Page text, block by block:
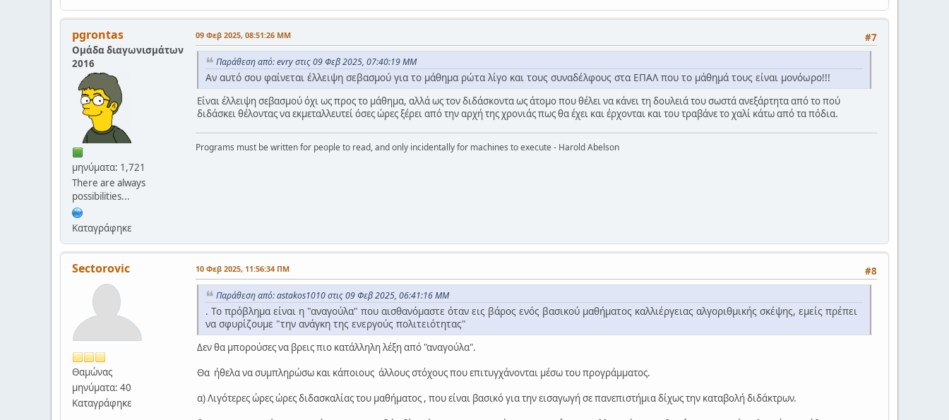
pgrontas
Ομάδα διαγωνισμάτων
2016
μηνύματα: 1,721
There are always
possibilities...
Καταγράφηκε
#7
09 Φεβ 2025, 08:51:26 ΜΜ
Παράθεση από: evry στις 09 Φεβ 2025, 07:40:19 ΜΜ
Αν αυτό σου φαίνεται έλλειψη σεβασμού για το μάθημα ρώτα λίγο και τους συναδέλφους στα ΕΠΑΛ που το μάθημά τους είναι μονόωρο!!!
Είναι έλλειψη σεβασμού όχι ως προς το μάθημα, αλλά ως τον διδάσκοντα ως άτομο που θέλει να κάνει τη δουλειά του σωστά ανεξάρτητα από το πού
διδάσκει θέλοντας να εκμεταλλευτεί όσες ώρες ξέρει από την αρχή της χρονιάς πως θα έχει και έρχονται και του τραβάνε το χαλί κάτω από τα πόδια.
Programs must be written for people to read, and only incidentally for machines to execute - Harold Abelson
Sectorovic
Θαμώνας
μηνύματα: 40
Καταγράφηκε
#8
10 Φεβ 2025, 11:56:34 ΠΜ
Παράθεση από: astakos1010 στις 09 Φεβ 2025, 06:41:16 ΜΜ
. Το πρόβλημα είναι η "αναγούλα" που αισθανόμαστε όταν εις βάρος ενός βασικού μαθήματος καλλιέργειας αλγοριθμικής σκέψης, εμείς πρέπει
να σφυρίζουμε "την ανάγκη της ενεργούς πολιτειότητας"
Δεν θα μπορούσες να βρεις πιο κατάλληλη λέξη από "αναγούλα".
Θα ήθελα να συμπληρώσω και κάποιους άλλους στόχους που επιτυγχάνονται μέσω του προγράμματος.
α) Λιγότερες ώρες ώρες διδασκαλίας του μαθήματος , που είναι βασικό για την εισαγωγή σε πανεπιστήμια δίχως την καταβολή διδάκτρων.